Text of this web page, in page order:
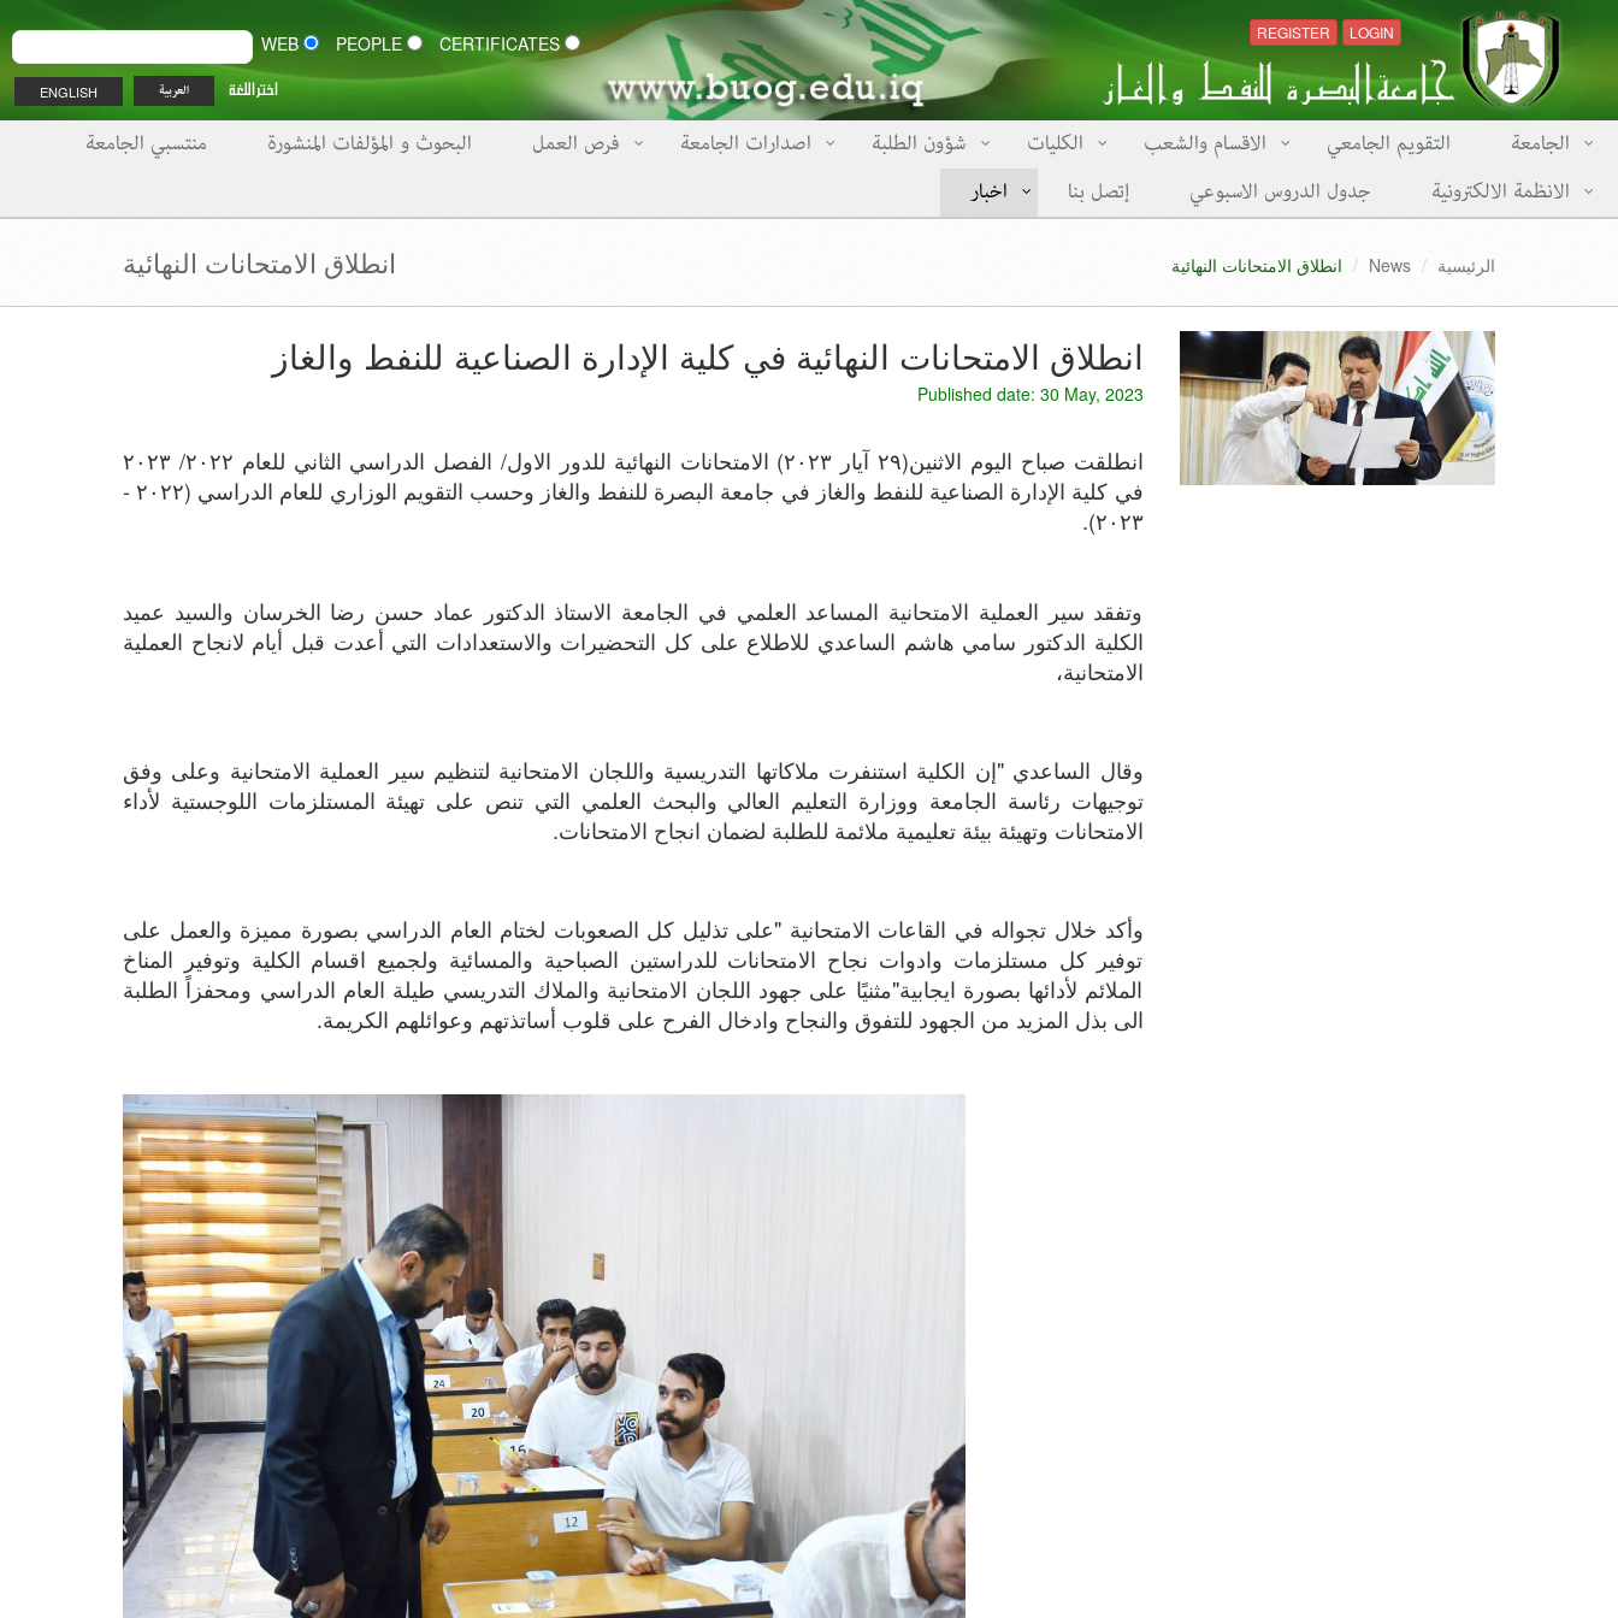
LOGIN
REGISTER
CERTIFICATES
اختر اللغة العربية ENGLISH
الجامعة التقويم الجامعي الاقسام والشعب الكليات شؤون الطلبة اصدارات الجامعة فرص العمل البحوث و المؤلفات المنشورة
منتسبي الجامعة
الانظمة الالكترونية
جدول الدروس الاسبوعي إتصل بنا اخبار
انطلاق الامتحانات النهائية الرئيسية News انطلاق الامتحانات النهائية
انطلاق الامتحانات النهائية في كلية الإدارة الصناعية للنفط والغاز
Published date: 30 May, 2023
٢٠٢٣).
الامتحانية،
الامتحانات وتهيئة بيئة تعليمية ملائمة للطلبة لضمان انجاح الامتحانات.
الى بذل المزيد من الجهود للتفوق والنجاح وادخال الفرح على قلوب أساتذتهم وعوائلهم الكريمة.